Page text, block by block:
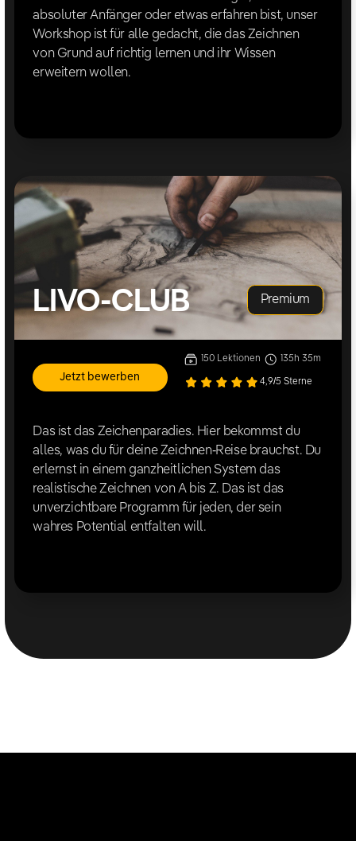
absoluter Anfänger oder etwas erfahren bist, unser
Workshop ist für alle gedacht, die das Zeichnen
von Grund auf richtig lernen und ihr Wissen
erweitern wollen.
LIVO-CLUB Premium
Jetzt bewerben
150 Lektionen 135h 35m
4,9/5 Sterne
Das ist das Zeichenparadies. Hier bekommst du
alles, was du für deine Zeichnen-Reise brauchst. Du
erlernst in einem ganzheitlichen System das
realistische Zeichnen von A bis Z. Das ist das
unverzichtbare Programm für jeden, der sein
wahres Potential entfalten will.